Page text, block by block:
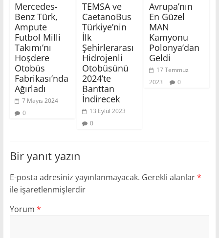
Mercedes-
Benz Türk,
Ampute
Futbol Milli
Takımı’nı
Hoşdere
Otobüs
Fabrikası’nda
Ağırladı
7 Mayıs 2024
0
TEMSA ve
CaetanoBus
Türkiye’nin
İlk
Şehirlerarası
Hidrojenli
Otobüsünü
2024’te
Banttan
İndirecek
13 Eylül 2023
0
Avrupa’nın
En Güzel
MAN
Kamyonu
Polonya’dan
Geldi
17 Temmuz
2023
0
Bir yanıt yazın
E-posta adresiniz yayınlanmayacak. Gerekli alanlar*
ile işaretlenmişlerdir
Yorum *